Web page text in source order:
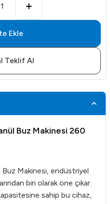
1
Ekle
Teklif Al
Buz Makinesi 260
Makinesi, endüstriyel
biri olarak öne çıkar.
sahip bu cihaz,